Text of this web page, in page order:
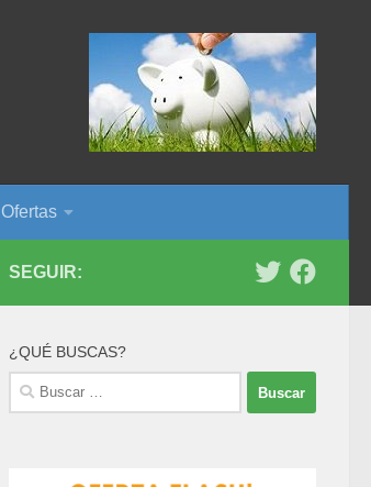
Ofertas
SEGUIR:
¿QUÉ BUSCAS?
Buscar: